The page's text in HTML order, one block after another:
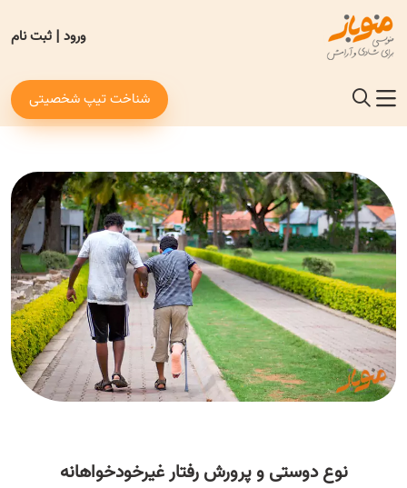
ورود| ثبت نام
شناخت تیپ شخصیتی
نوع دوستی و پرورش رفتار غیرخودخواهانه